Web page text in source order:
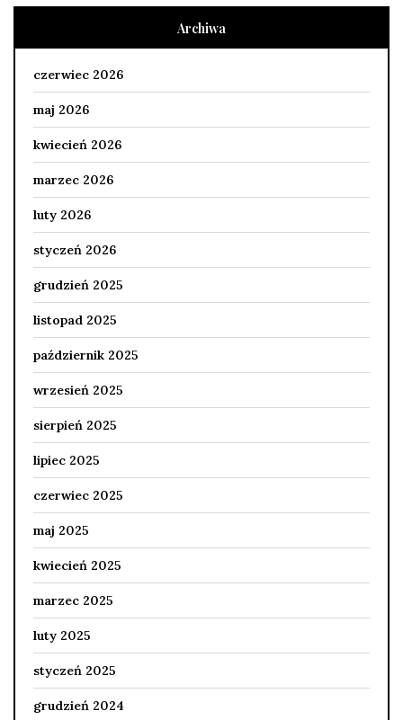
Archiwa
czerwiec 2026
maj 2026
kwiecień 2026
marzec 2026
luty 2026
styczeń 2026
grudzień 2025
listopad 2025
październik 2025
wrzesień 2025
sierpień 2025
lipiec 2025
czerwiec 2025
maj 2025
kwiecień 2025
marzec 2025
luty 2025
styczeń 2025
grudzień 2024